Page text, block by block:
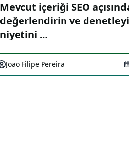
Mevcut içeriği SEO
değerlendirin ve
niyetini …
Joao Filipe Pereira